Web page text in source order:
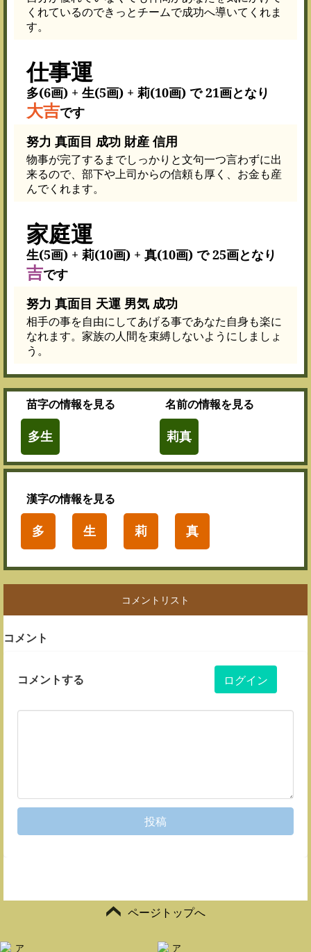
くれているのできっとチームで成功へ導いてくれま
す。
仕事運
多(6画) + 生(5画) + 莉(10画) で 21画となり
大吉です
努力 真面目 成功 財産 信用
物事が完了するまでしっかりと文句一つ言わずに出
来るので、部下や上司からの信頼も厚く、お金も産
んでくれます。
家庭運
生(5画) + 莉(10画) + 真(10画) で 25画となり
吉です
努力 真面目 天運 男気 成功
相手の事を自由にしてあげる事であなた自身も楽に
なれます。家族の人間を束縛しないようにしましょ
う。
苗字の情報を見る
多生
名前の情報を見る
莉真
漢字の情報を見る
多 生 莉 真
コメントリスト
コメント
コメントする ログイン
投稿
ページトップへ